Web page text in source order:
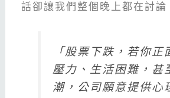
話卻讓我們整個晚上都在討論
「股票下跌，若你正
壓力、生活困難，甚
潮，公司願意提供心